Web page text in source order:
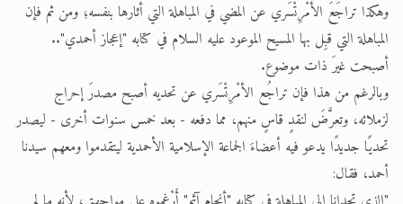
وهكذا تراجَعَ الأمْرِتْسَري عن المضي في المباهلة التي أثارها بنفسه؛ ومن ثم فإن
المباهلة التي قبِل بها المسيح الموعود عليه السلام في كتابه "إعجاز أحمدي"..
أصبحت غيرَ ذات موضوع.
وبالرغم من هذا فإن تراجُع الأمْرِتْسَري عن تحديه أصبح مصدرَ إحراج
لزملائه، وتعرَّضَ لنقدٍ قاسٍ منهم، مما دفعه - بعد خمس سنوات أخرى - ليصدر
تحديًا جديدًا يدعو فيه أعضاءَ الجماعة الإسلامية الأحمدية ليتقدموا ومعهم سيدنا
أحمد، فقال: